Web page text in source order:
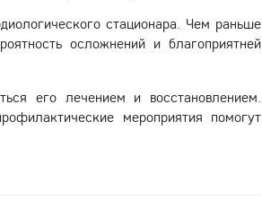
стационара. Чем раньше
осложнений и благоприятней
его лечением и восстановлением.
мероприятия помогут